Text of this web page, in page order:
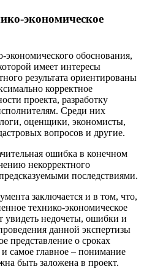
экономическое
экономического обоснования,
имеет интересы
результата ориентированы
корректное
проекта, разработку
Среди них
оценщики, экономисты,
вопросов и другие.
ошибка в конечном
некорректного
последствиями.
заключается и в том, что,
технико-экономическое
увидеть недочеты, ошибки и
данной экспертизы
представление о сроках
самое главное – понимание
быть заложена в проект.